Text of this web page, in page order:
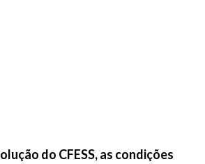
do CFESS, as condições